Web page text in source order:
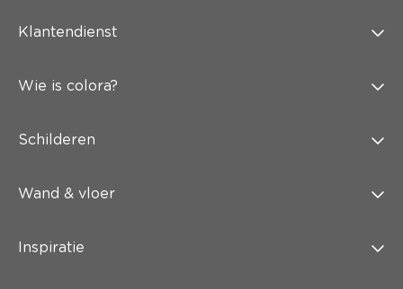
Klantendienst
Wie is colora?
Schilderen
Wand & vloer
Inspiratie